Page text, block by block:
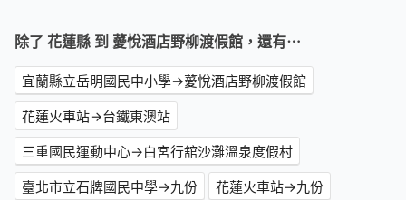
除了 花蓮縣 到 薆悅酒店野柳渡假館，還有⋯
宜蘭縣立岳明國民中小學→薆悅酒店野柳渡假館
花蓮火車站→台鐵東澳站
三重國民運動中心→白宮行舘沙灘溫泉度假村
臺北市立石牌國民中學→九份
花蓮火車站→九份